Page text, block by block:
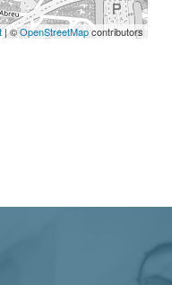
|©OpenStreetMapcontributors